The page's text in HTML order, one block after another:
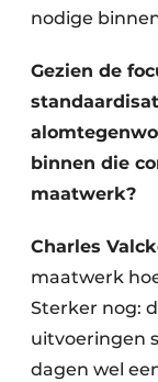
nodige
Gezien de
binnen die
maatwerk?
Charles
maatwerk
Sterker nog:
uitvoeringen
dagen wel